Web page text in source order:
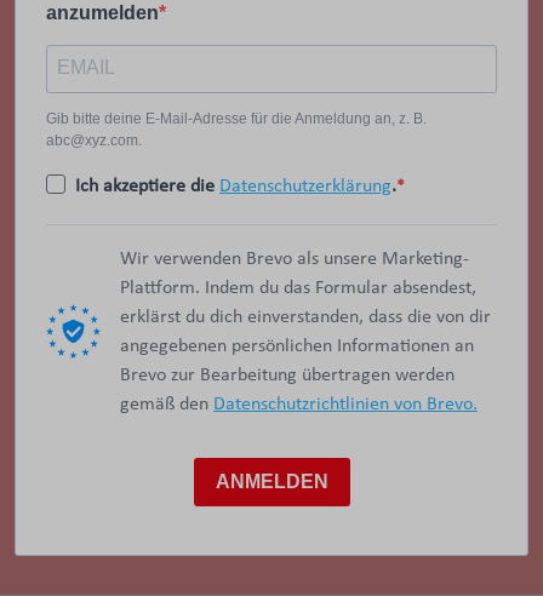
anzumelden
Gib bitte deine E-Mail-Adresse für die Anmeldung an, z. B.
abc@xyz.com.
Ich akzeptiere die Datenschutzerklärung.
Wir verwenden Brevo als unsere Marketing-
Plattform. Indem du das Formular absendest,
erklärst du dich einverstanden, dass die von dir
angegebenen persönlichen Informationen an
Brevo zur Bearbeitung übertragen werden
gemäß den Datenschutzrichtlinien von Brevo.
ANMELDEN